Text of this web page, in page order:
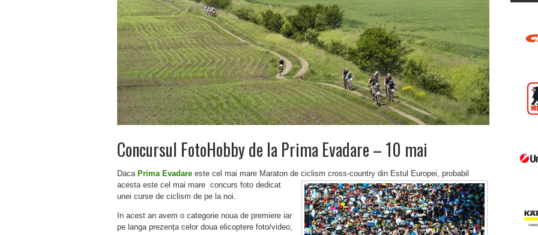
Concursul FotoHobby de la Prima Evadare – 10 mai
Daca Prima Evadareeste cel mai mare Maraton de ciclism cross-country din Estul Europei, probabil
acesta este cel mai mare concurs foto dedicat
unei curse de ciclism de pe la noi.
In acest an avem o categorie noua de premiere iar
pe langa prezența celor doua elicoptere foto/video,